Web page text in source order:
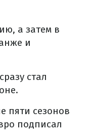
а затем в
и
стал
пяти сезонов
подписал